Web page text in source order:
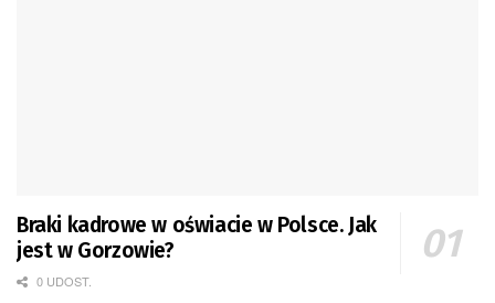
Braki kadrowe w oświacie w Polsce. Jak
jest w Gorzowie?
0 UDOST.